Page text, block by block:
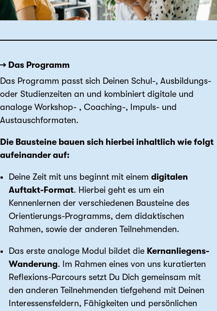
→ Das Programm
Das Programm passt sich Deinen Schul-, Ausbildungs-
oder Studienzeiten an und kombiniert digitale und
analoge Workshop- , Coaching-, Impuls- und
Austauschformaten.
Die Bausteine bauen sich hierbei inhaltlich wie folgt
aufeinander auf:
Deine Zeit mit uns beginnt mit einem digitalen
Auftakt-Format. Hierbei geht es um ein
Kennenlernen der verschiedenen Bausteine des
Orientierungs-Programms, dem didaktischen
Rahmen, sowie der anderen Teilnehmenden.
Das erste analoge Modul bildet die Kernanliegens-
Wanderung. Im Rahmen eines von uns kuratierten
Reflexions-Parcours setzt Du Dich gemeinsam mit
den anderen Teilnehmenden tiefgehend mit Deinen
Interessensfeldern, Fähigkeiten und persönlichen